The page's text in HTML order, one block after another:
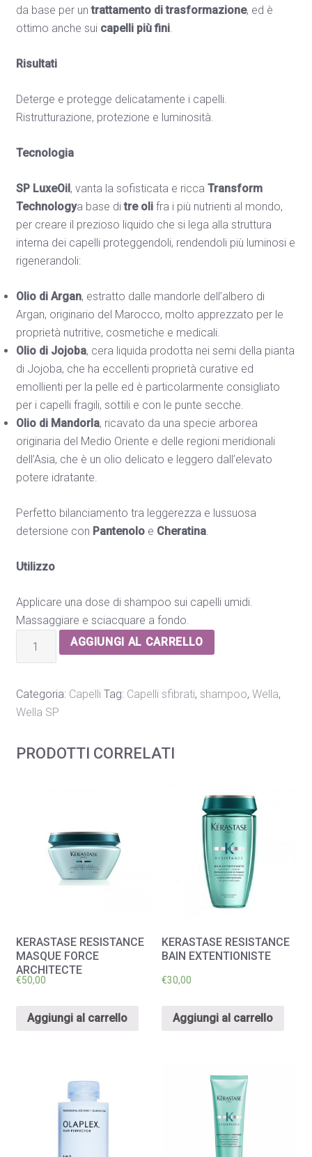
da base per untrattamento di trasformazione, ed è
ottimo anche sui capelli più fini.
Risultati
Deterge e protegge delicatamente i capelli.
Ristrutturazione, protezione e luminosità.
Tecnologia
SP LuxeOil , vanta la sofisticata e ricca Transform
Technologya base ditre olifra i più nutrienti al mondo,
per creare il prezioso liquido che si lega alla struttura
interna dei capelli proteggendoli, rendendoli più luminosi e
rigenerandoli:
Olio di Argan, estratto dalle mandorle dell’albero di
Argan, originario del Marocco, molto apprezzato per le
proprietà nutritive, cosmetiche e medicali.
Olio di Jojoba, cera liquida prodotta nei semi della pianta
di Jojoba, che ha eccellenti proprietà curative ed
emollienti per la pelle ed è particolarmente consigliato
per i capelli fragili, sottili e con le punte secche.
Olio di Mandorla, ricavato da una specie arborea
originaria del Medio Oriente e delle regioni meridionali
dell’Asia, che è un olio delicato e leggero dall’elevato
potere idratante.
Perfetto bilanciamento tra leggerezza e lussuosa
detersione con Pantenoloe Cheratina.
Utilizzo
Applicare una dose di shampoo sui capelli umidi.
Massaggiare e sciacquare a fondo.
OIL
KERATIN
200
AGGIUNGI AL CARRELLO
Categoria: Capelli Tag: Capelli sfibrati, shampoo, Wella,
Wella SP
PRODOTTI CORRELATI
KERASTASE RESISTANCE
MASQUE FORCE
ARCHITECTE
€50,00
Aggiungi al carrello
KERASTASE RESISTANCE
BAIN EXTENTIONISTE
€30,00
Aggiungi al carrello